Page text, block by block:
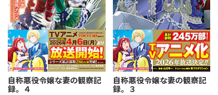
2020/12/28：増刷
レジーナコミックス「自称悪役令嬢な婚約者の観察記録。1」
（画:蓮見ナツメ／作:しき）
がまたまた増刷！ 10刷5万7千部
突破となりました!!
2020/09/18：増刷
レジーナコミックス「自称悪役令嬢な婚約者の観察記録。1」
（画:蓮見ナツメ／作:しき）がまたまた増刷！ 9刷5万2千部突
破となりました!!
自称悪役令嬢な妻の観察記
録。４
自称悪役令嬢な妻の観察記
録。３